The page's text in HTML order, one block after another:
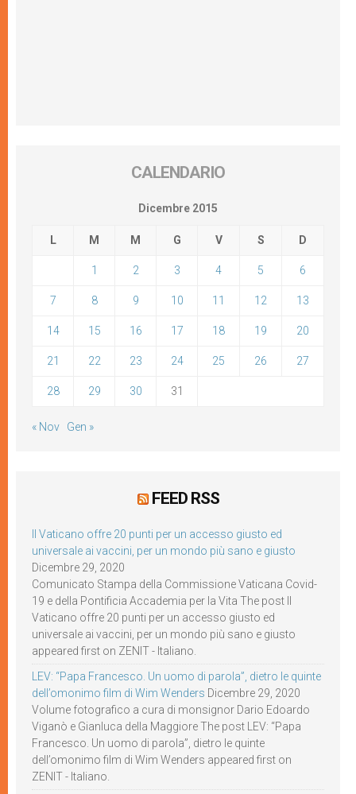
CALENDARIO
Dicembre 2015
L M M G V S D
1 2 3 4 5 6
7 8 9 10 11 12 13
14 15 16 17 18 19 20
21 22 23 24 25 26 27
28 29 30 31
« Nov Gen »
FEED RSS
Il Vaticano offre 20 punti per un accesso giusto ed
universale ai vaccini, per un mondo più sano e giusto
Dicembre 29, 2020
Comunicato Stampa della Commissione Vaticana Covid-
19 e della Pontificia Accademia per la Vita The post Il
Vaticano offre 20 punti per un accesso giusto ed
universale ai vaccini, per un mondo più sano e giusto
appeared first on ZENIT - Italiano.
LEV: “Papa Francesco. Un uomo di parola”, dietro le quinte
dell’omonimo film di Wim Wenders Dicembre 29, 2020
Volume fotografico a cura di monsignor Dario Edoardo
Viganò e Gianluca della Maggiore The post LEV: “Papa
Francesco. Un uomo di parola”, dietro le quinte
dell’omonimo film di Wim Wenders appeared first on
ZENIT - Italiano.